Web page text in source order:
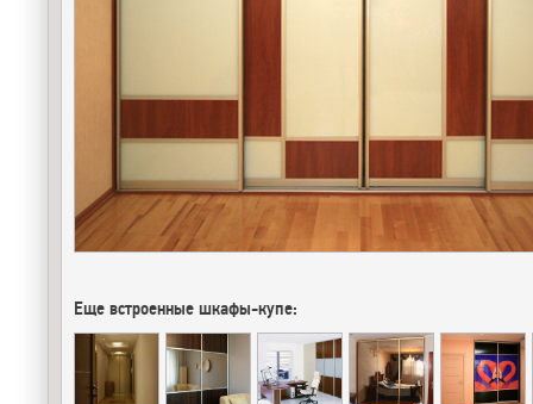
Еще встроенные шкафы-купе: